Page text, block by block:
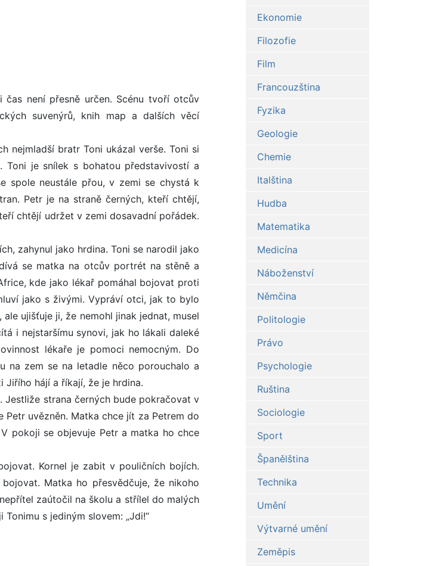
není přesně určen. Scénu tvoří otcův
suvenýrů, knih map a dalších věcí
nejmladší bratr Toni ukázal verše. Toni si
je snílek s bohatou představivostí a
spole neustále přou, v zemi se chystá k
Petr je na straně černých, kteří chtějí,
chtějí udržet v zemi dosavadní pořádek.
zahynul jako hrdina. Toni se narodil jako
se matka na otcův portrét na stěně a
kde jako lékař pomáhal bojovat proti
jako s živými. Vypráví otci, jak to bylo
ujišťuje ji, že nemohl jinak jednat, musel
i nejstaršímu synovi, jak ho lákali daleké
lékaře je pomoci nemocným. Do
na zem se na letadle něco porouchalo a
Jiřího hájí a říkají, že je hrdina.
Jestliže strana černých bude pokračovat v
uvězněn. Matka chce jít za Petrem do
pokoji se objevuje Petr a matka ho chce
Kornel je zabit v pouličních bojích.
Matka ho přesvědčuje, že nikoho
zaútočil na školu a střílel do malých
s jediným slovem: „Jdi!“
Ekonomie
Filozofie
Film
Francouzština
Fyzika
Geologie
Chemie
Italština
Hudba
Matematika
Medicína
Náboženství
Němčina
Politologie
Právo
Psychologie
Ruština
Sociologie
Sport
Španělština
Technika
Umění
Výtvarné umění
Zeměpis